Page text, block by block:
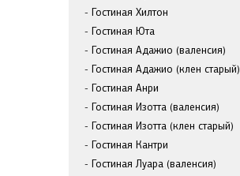
Гостиная Хилтон
Гостиная Юта
Гостиная Адажио (валенсия)
Гостиная Адажио (клен старый)
Гостиная Анри
Гостиная Изотта (валенсия)
Гостиная Изотта (клен старый)
Гостиная Кантри
Гостиная Луара (валенсия)